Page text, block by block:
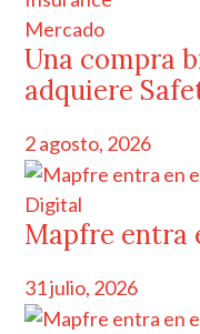
Mercado
Una compra
adquiere
2 agosto, 2026
Digital
Mapfre entra
31 julio, 2026